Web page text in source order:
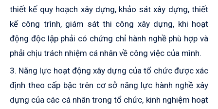
thiết kế quy hoạch xây dựng, khảo sát xây dựng, thiết
kế công trình, giám sát thi công xây dựng, khi hoạt
động độc lập phải có chứng chỉ hành nghề phù hợp và
phải chịu trách nhiệm cá nhân về công việc của mình.
3. Năng lực hoạt động xây dựng của tổ chức được xác
định theo cấp bậc trên cơ sở năng lực hành nghề xây
dựng của các cá nhân trong tổ chức, kinh nghiệm hoạt